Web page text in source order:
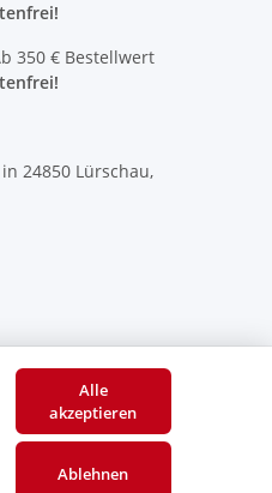
350 € Bestellwert
24850 Lürschau,
Alle
akzeptieren
Ablehnen